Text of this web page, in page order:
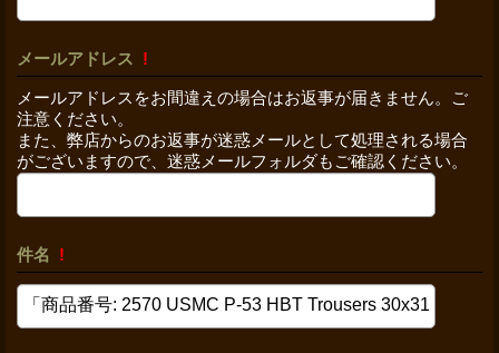
メールアドレス !
メールアドレスをお間違えの場合はお返事が届きません。ご
注意ください。
また、弊店からのお返事が迷惑メールとして処理される場合
がございますので、迷惑メールフォルダもご確認ください。
件名 !